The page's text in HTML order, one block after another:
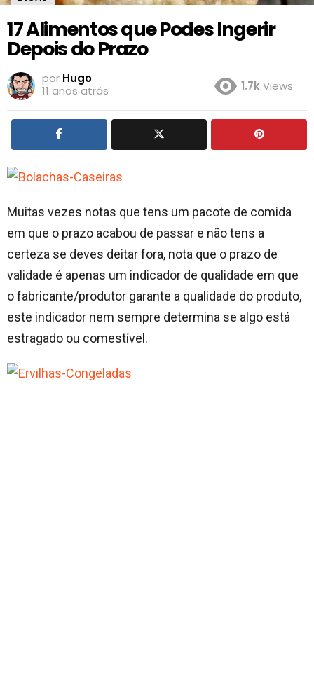
17 Alimentos que Podes Ingerir
Depois do Prazo
por Hugo
11 anos atrás
1.7kViews
Muitas vezes notas que tens um pacote de comida
em que o prazo acabou de passar e não tens a
certeza se deves deitar fora, nota que o prazo de
validade é apenas um indicador de qualidade em que
o fabricante/produtor garante a qualidade do produto,
este indicador nem sempre determina se algo está
estragado ou comestível.